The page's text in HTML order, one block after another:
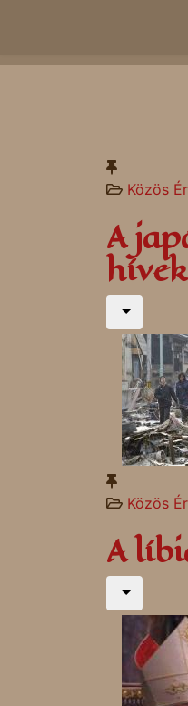
Közös
A
Közös
A